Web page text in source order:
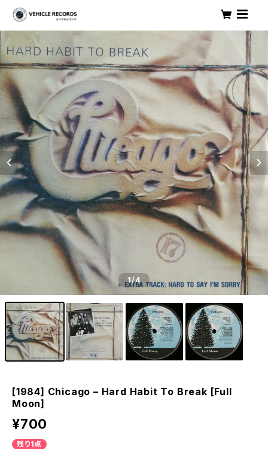
1/4
[1984] Chicago – Hard Habit To Break [Full
Moon]
¥700
残り1点